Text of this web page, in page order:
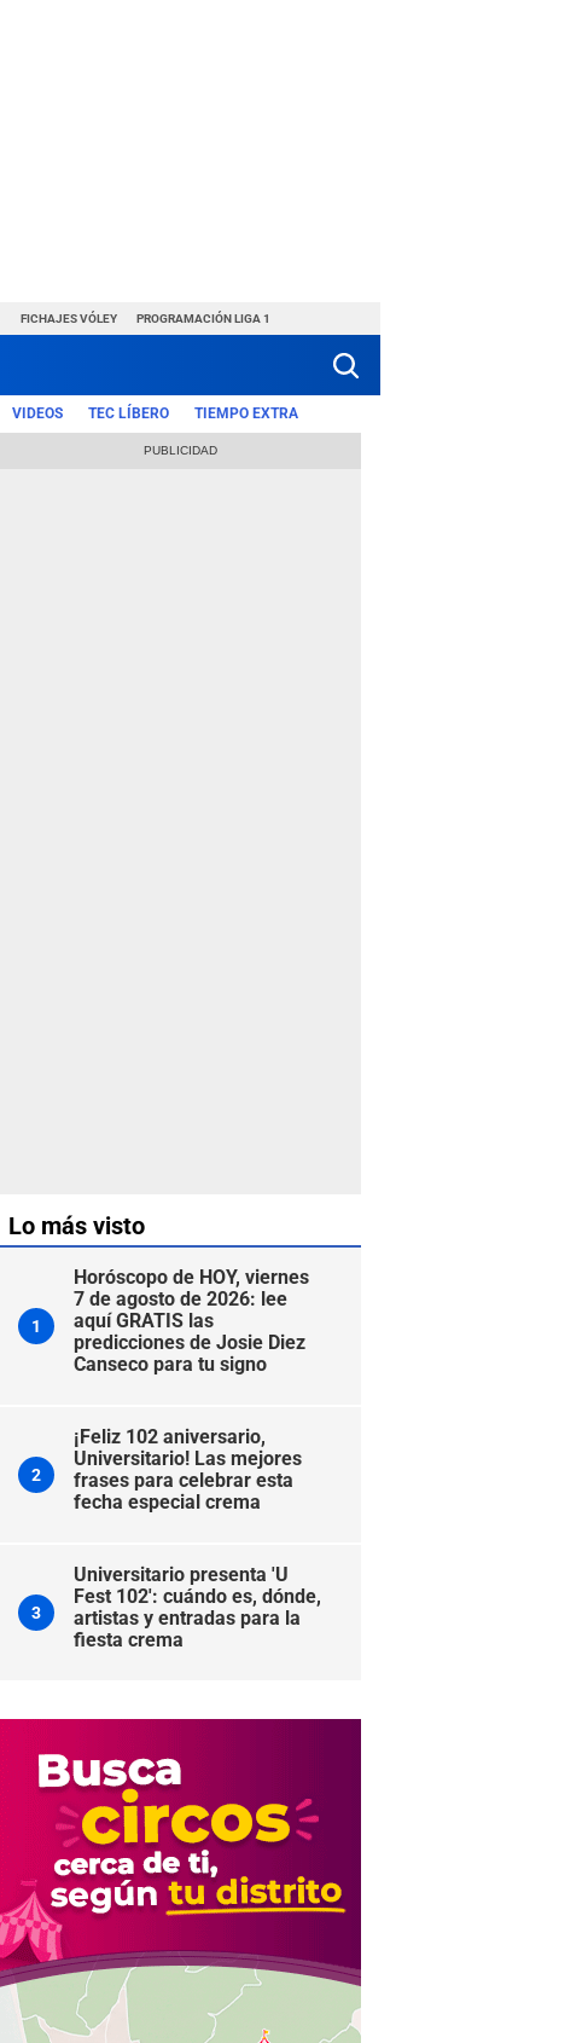
FICHAJES VÓLEY PROGRAMACIÓN LIGA 1
VIDEOS TEC LÍBERO TIEMPO EXTRA
Lo más visto
1
Horóscopo de HOY, viernes
7 de agosto de 2026: lee
aquí GRATIS las
predicciones de Josie Diez
Canseco para tu signo
2
¡Feliz 102 aniversario,
Universitario! Las mejores
frases para celebrar esta
fecha especial crema
3
Universitario presenta 'U
Fest 102': cuándo es, dónde,
artistas y entradas para la
fiesta crema